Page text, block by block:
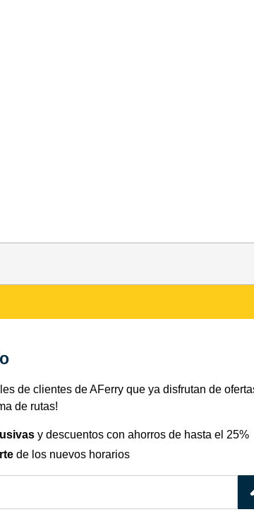
de clientes de AFerry que ya disfrutan de
de rutas!
y descuentos con ahorros de hasta el 25%
de los nuevos horarios